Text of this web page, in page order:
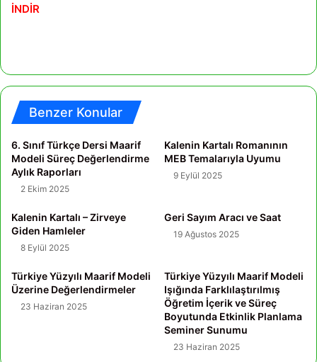
İNDİR
Benzer Konular
6. Sınıf Türkçe Dersi Maarif
Modeli Süreç Değerlendirme
Aylık Raporları
2 Ekim 2025
Kalenin Kartalı Romanının
MEB Temalarıyla Uyumu
9 Eylül 2025
Kalenin Kartalı – Zirveye
Giden Hamleler
8 Eylül 2025
Geri Sayım Aracı ve Saat
19 Ağustos 2025
Türkiye Yüzyılı Maarif Modeli
Üzerine Değerlendirmeler
23 Haziran 2025
Türkiye Yüzyılı Maarif Modeli
Işığında Farklılaştırılmış
Öğretim İçerik ve Süreç
Boyutunda Etkinlik Planlama
Seminer Sunumu
23 Haziran 2025